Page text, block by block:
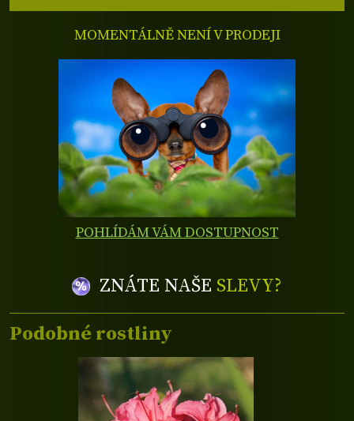
MOMENTÁLNĚ NENÍ V PRODEJI
POHLÍDÁM VÁM DOSTUPNOST
ZNÁTE NAŠE SLEVY?
Podobné rostliny